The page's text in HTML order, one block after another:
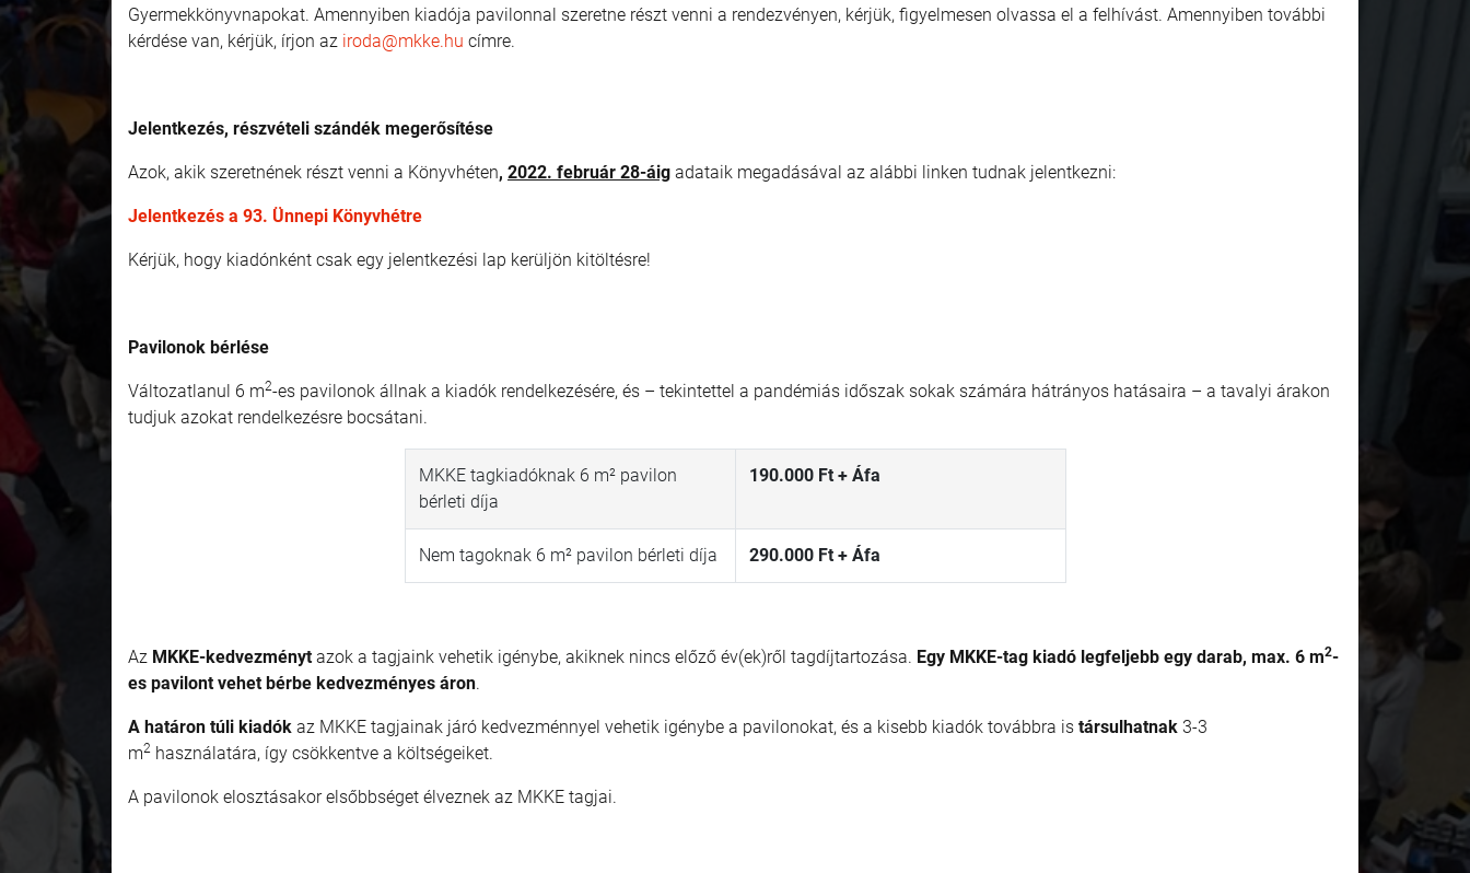
Gyermekkönyvnapokat. Amennyiben kiadója pavilonnal szeretne részt venni a rendezvényen, kérjük, figyelmesen olvassa el a felhívást. Amennyiben további
kérdése van, kérjük, írjon az iroda@mkke.hu címre.
Jelentkezés, részvételi szándék megerősítése
Azok, akik szeretnének részt venni a Könyvhéten, 2022. február 28-áig adataik megadásával az alábbi linken tudnak jelentkezni:
Jelentkezés a 93. Ünnepi Könyvhétre
Kérjük, hogy kiadónként csak egy jelentkezési lap kerüljön kitöltésre!
Pavilonok bérlése
Változatlanul 6 m2-es pavilonok állnak a kiadók rendelkezésére, és – tekintettel a pandémiás időszak sokak számára hátrányos hatásaira – a tavalyi árakon
tudjuk azokat rendelkezésre bocsátani.
MKKE tagkiadóknak 6 m² pavilon
bérleti díja
190.000 Ft + Áfa
Nem tagoknak 6 m² pavilon bérleti díja 290.000 Ft + Áfa
Az MKKE-kedvezményt azok a tagjaink vehetik igénybe, akiknek nincs előző év(ek)ről tagdíjtartozása. Egy MKKE-tag kiadó legfeljebb egy darab, max. 6 m2-
es pavilont vehet bérbe kedvezményes áron.
A határon túli kiadók az MKKE tagjainak járó kedvezménnyel vehetik igénybe a pavilonokat, és a kisebb kiadók továbbra is társulhatnak 3-3
m2 használatára, így csökkentve a költségeiket.
A pavilonok elosztásakor elsőbbséget élveznek az MKKE tagjai.